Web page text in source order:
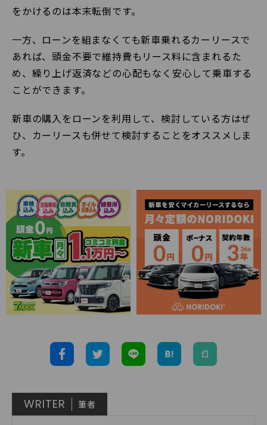
をかけるのは本末転倒です。
一方、ローンを組まなくても新車乗れるカーリースで
あれば、頭金不要で維持費もリース料に含まれるた
め、繰り上げ返済などの心配もなく安心して乗車する
ことができます。
新車の購入をローンを利用して、検討している方はぜ
ひ、カーリースも併せて検討することをオススメしま
す。
WRITER 筆者